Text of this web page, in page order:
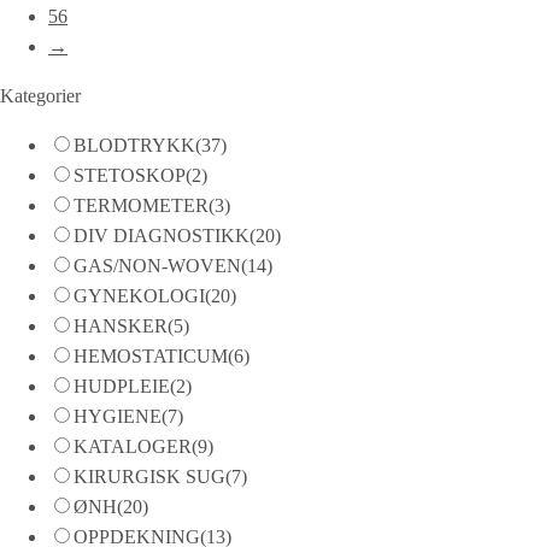
56
→
Kategorier
BLODTRYKK(37)
STETOSKOP(2)
TERMOMETER(3)
DIV DIAGNOSTIKK(20)
GAS/NON-WOVEN(14)
GYNEKOLOGI(20)
HANSKER(5)
HEMOSTATICUM(6)
HUDPLEIE(2)
HYGIENE(7)
KATALOGER(9)
KIRURGISK SUG(7)
ØNH(20)
OPPDEKNING(13)